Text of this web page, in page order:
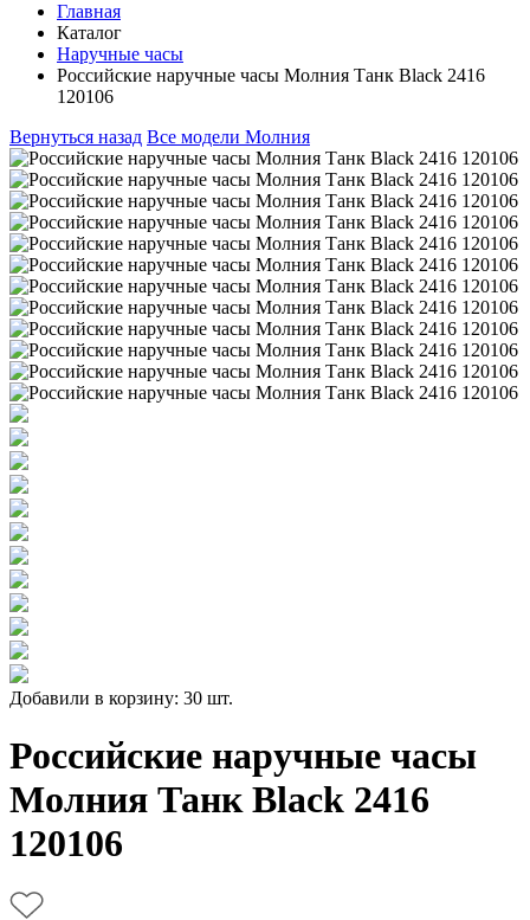
Главная
Каталог
Наручные часы
Российские наручные часы Молния Танк Black 2416
120106
Вернуться назад Все модели Молния
Добавили в корзину: 30 шт.
Российские наручные часы
Молния Танк Black 2416
120106